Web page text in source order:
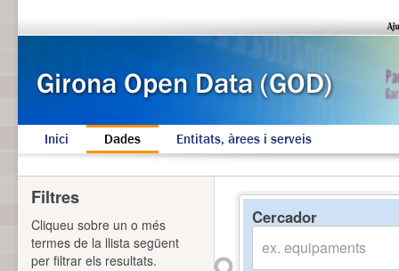
Inici Dades Entitats, àrees i serveis
Cercador
Filtres
Cliqueu sobre un o més
termes de la llista següent
per filtrar els resultats.